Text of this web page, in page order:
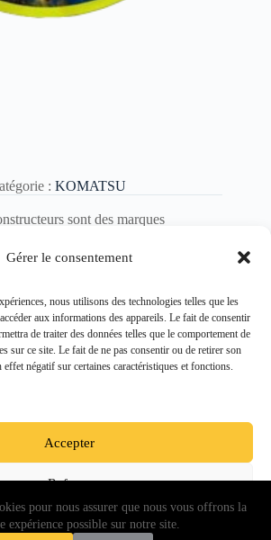
Gérer le consentement
nous utilisons des technologies telles que les
aux informations des appareils. Le fait de consentir
de traiter des données telles que le comportement de
sur ce site. Le fait de ne pas consentir ou de retirer son
négatif sur certaines caractéristiques et fonctions.
Accepter
Refuser
Voir les préférences
pour nous assurer que nous vous offrons la
expérience possible sur notre site.
: KOMATSU
sont des marques
uniquement pour identification des
- ALL PARTS FRANCE SAS